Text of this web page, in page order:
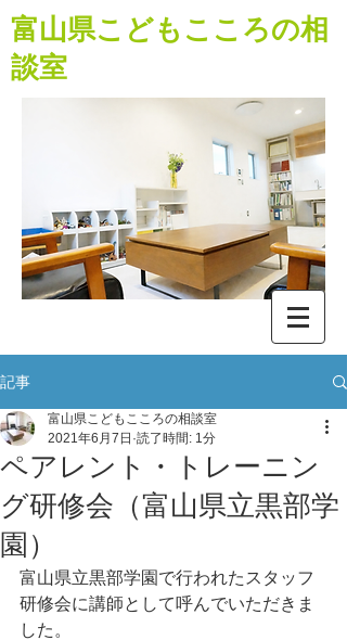
​富山県こどもこころの相
談室
記事
ペアレント・トレーニン
グ研修会（富山県立黒部学
園）
富山県こどもこころの相談室
2021年6月7日 読了時間: 1分
富山県立黒部学園で行われたスタッフ
研修会に講師として呼んでいただきま
した。